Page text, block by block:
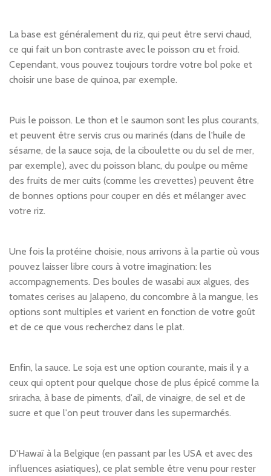
La base est généralement du riz, qui peut être servi chaud,
ce qui fait un bon contraste avec le poisson cru et froid.
Cependant, vous pouvez toujours tordre votre bol poke et
choisir une base de quinoa, par exemple.
Puis le poisson. Le thon et le saumon sont les plus courants,
et peuvent être servis crus ou marinés (dans de l'huile de
sésame, de la sauce soja, de la ciboulette ou du sel de mer,
par exemple), avec du poisson blanc, du poulpe ou même
des fruits de mer cuits (comme les crevettes) peuvent être
de bonnes options pour couper en dés et mélanger avec
votre riz.
Une fois la protéine choisie, nous arrivons à la partie où vous
pouvez laisser libre cours à votre imagination: les
accompagnements. Des boules de wasabi aux algues, des
tomates cerises au Jalapeno, du concombre à la mangue, les
options sont multiples et varient en fonction de votre goût
et de ce que vous recherchez dans le plat.
Enfin, la sauce. Le soja est une option courante, mais il y a
ceux qui optent pour quelque chose de plus épicé comme la
sriracha, à base de piments, d'ail, de vinaigre, de sel et de
sucre et que l'on peut trouver dans les supermarchés.
D'Hawaï à la Belgique (en passant par les USA et avec des
influences asiatiques), ce plat semble être venu pour rester